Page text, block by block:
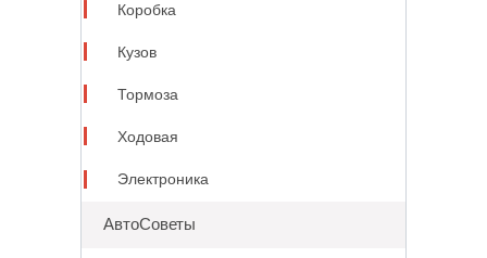
Коробка
Кузов
Тормоза
Ходовая
Электроника
АвтоСоветы